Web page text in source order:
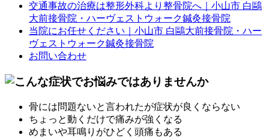
交通事故の治療は整形外科より整骨院へ｜小山市 白鷗
大前接骨院・ハーヴェストウォーク鍼灸接骨院
当院にお任せください｜小山市 白鷗大前接骨院・ハー
ヴェストウォーク鍼灸接骨院
お問い合わせ
骨には問題ないと言われたが症状が良くならない
ちょっと動くだけで痛みが強くなる
めまいや耳鳴りがひどく頭痛もある